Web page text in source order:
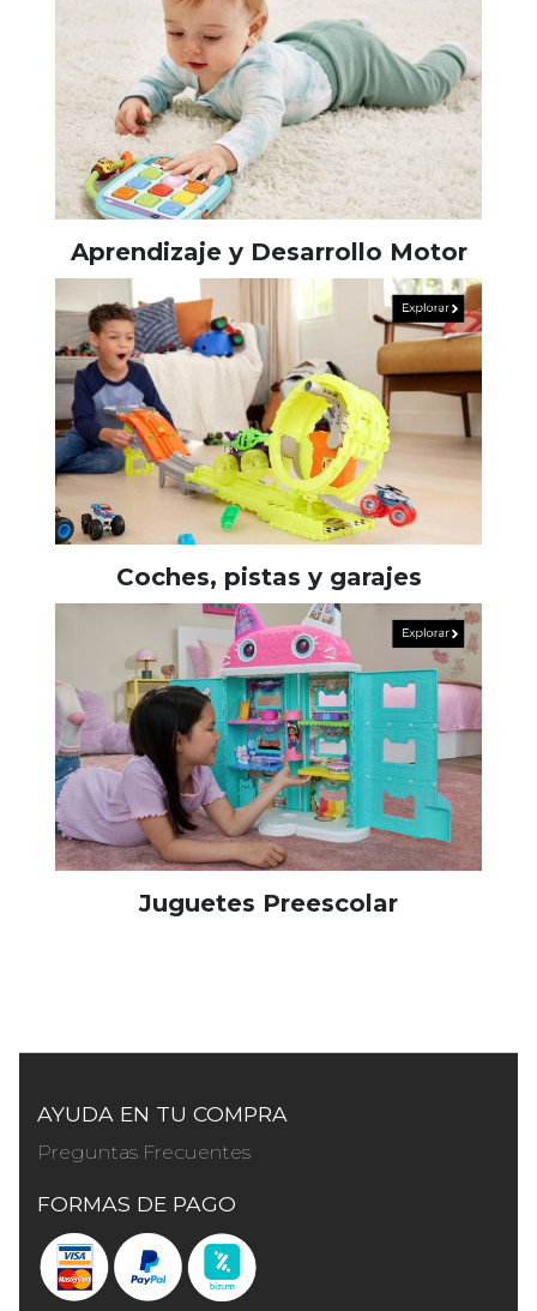
Aprendizaje y Desarrollo Motor
Coches, pistas y garajes
Juguetes Preescolar
AYUDA EN TU COMPRA
Preguntas Frecuentes
FORMAS DE PAGO